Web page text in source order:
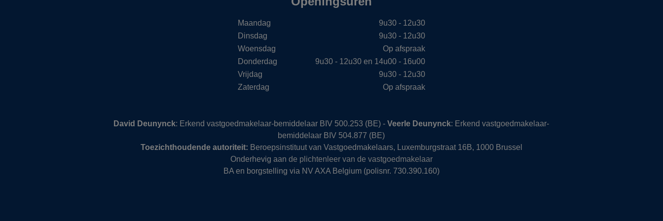
Maandag
9u30 - 12u30
Dinsdag
9u30 - 12u30
Woensdag
Op afspraak
Donderdag
9u30 - 12u30 en 14u00 - 16u00
Vrijdag
9u30 - 12u30
Zaterdag
Op afspraak
David Deunynck: Erkend vastgoedmakelaar-bemiddelaar BIV 500.253 (BE) -Veerle Deunynck: Erkend vastgoedmakelaar-
bemiddelaar BIV 504.877 (BE)
Toezichthoudende autoriteit: Beroepsinstituut van Vastgoedmakelaars, Luxemburgstraat 16B, 1000 Brussel
Onderhevig aan de plichtenleer van de vastgoedmakelaar
BA en borgstelling via NV AXA Belgium (polisnr. 730.390.160)